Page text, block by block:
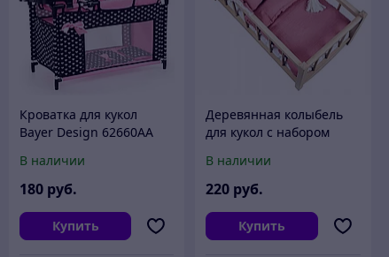
Кроватка для кукол
Bayer Design 62660AA
В наличии
180 руб.
Купить
Деревянная колыбель
для кукол с набором
57401
В наличии
220 руб.
Купить